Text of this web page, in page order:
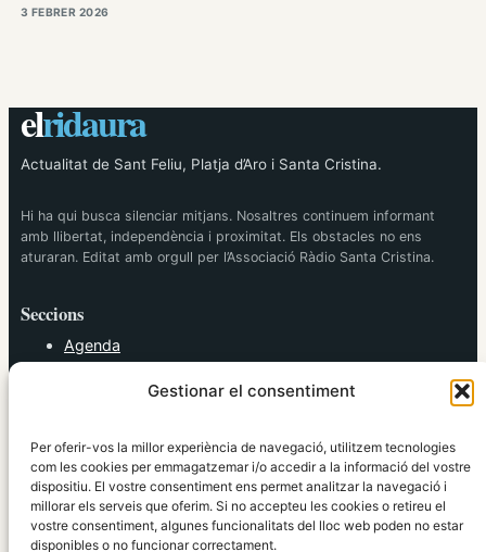
Gestionar el consentiment
Per oferir-vos la millor experiència de navegació, utilitzem tecnologies
com les cookies per emmagatzemar i/o accedir a la informació del vostre
dispositiu. El vostre consentiment ens permet analitzar la navegació i
millorar els serveis que oferim. Si no accepteu les cookies o retireu el
vostre consentiment, algunes funcionalitats del lloc web poden no estar
disponibles o no funcionar correctament.
3 FEBRER 2026
elridaura
Actualitat de Sant Feliu, Platja d’Aro i Santa Cristina.
Hi ha qui busca silenciar mitjans. Nosaltres continuem informant
amb llibertat, independència i proximitat. Els obstacles no ens
aturaran. Editat amb orgull per l’Associació Ràdio Santa Cristina.
Seccions
Agenda
Política
Societat
Tendències